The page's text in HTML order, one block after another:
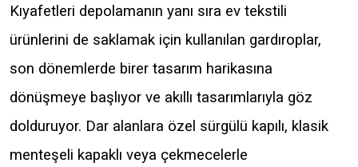
Kıyafetleri depolamanın yanı sıra ev tekstili
ürünlerini de saklamak için kullanılan gardıroplar,
son dönemlerde birer tasarım harikasına
dönüşmeye başlıyor ve akıllı tasarımlarıyla göz
dolduruyor. Dar alanlara özel sürgülü kapılı, klasik
menteşeli kapaklı veya çekmecelerle